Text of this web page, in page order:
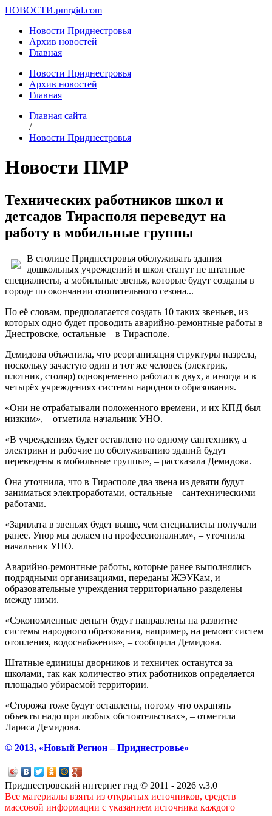
НОВОСТИ.pmrgid.com
Новости Приднестровья
Архив новостей
Главная
Новости Приднестровья
Архив новостей
Главная
Главная сайта
/
Новости Приднестровья
Новости ПМР
Технических работников школ и
детсадов Тирасполя переведут на
работу в мобильные группы
В столице Приднестровья обслуживать здания
дошкольных учреждений и школ станут не штатные
специалисты, а мобильные звенья, которые будут созданы в
городе по окончании отопительного сезона...
По её словам, предполагается создать 10 таких звеньев, из
которых одно будет проводить аварийно-ремонтные работы в
Днестровске, остальные – в Тирасполе.
Демидова объяснила, что реорганизация структуры назрела,
поскольку зачастую один и тот же человек (электрик,
плотник, столяр) одновременно работал в двух, а иногда и в
четырёх учреждениях системы народного образования.
«Они не отрабатывали положенного времени, и их КПД был
низким», – отметила начальник УНО.
«В учреждениях будет оставлено по одному сантехнику, а
электрики и рабочие по обслуживанию зданий будут
переведены в мобильные группы», – рассказала Демидова.
Она уточнила, что в Тирасполе два звена из девяти будут
заниматься электроработами, остальные – сантехническими
работами.
«Зарплата в звеньях будет выше, чем специалисты получали
ранее. Упор мы делаем на профессионализм», – уточнила
начальник УНО.
Аварийно-ремонтные работы, которые ранее выполнялись
подрядными организациями, переданы ЖЭУКам, и
образовательные учреждения территориально разделены
между ними.
«Сэкономленные деньги будут направлены на развитие
системы народного образования, например, на ремонт систем
отопления, водоснабжения», – сообщила Демидова.
Штатные единицы дворников и техничек останутся за
школами, так как количество этих работников определяется
площадью убираемой территории.
«Сторожа тоже будут оставлены, потому что охранять
объекты надо при любых обстоятельствах», – отметила
Лариса Демидова.
© 2013, «Новый Регион – Приднестровье»
Приднестровский интернет гид © 2011 - 2026 v.3.0
Все материалы взяты из открытых источников, средств
массовой информации с указанием источника каждого